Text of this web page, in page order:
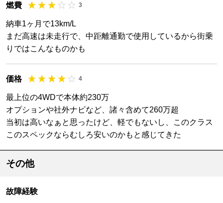
燃費 3
納車1ヶ月で13km/L
まだ高速は未走行で、中距離通勤で使用しているから街乗
りではこんなものかも
価格 4
最上位の4WDで本体約230万
オプションや社外ナビなど、諸々含めて260万超
当初は高いなぁと思ったけど、軽でもないし、このクラス
このスペックならむしろ安いのかもと感じてきた
その他
故障経験